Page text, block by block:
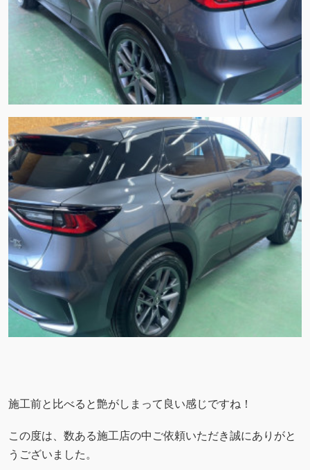
施工前と比べると艶がしまって良い感じですね！
この度は、数ある施工店の中ご依頼いただき誠にありがと
うございました。